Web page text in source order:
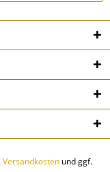
Versandkosten und ggf.